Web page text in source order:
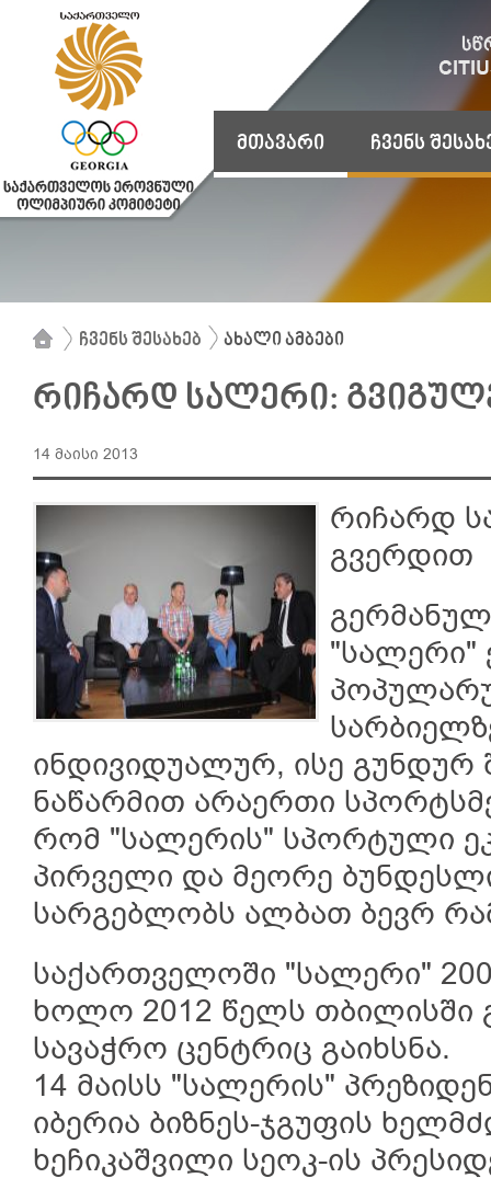
მთავარი ჩვენს
ჩვენს შესახებ ახალი ამბები
რიჩარდ სალერი:
14 მაისი 2013
რიჩარდ
გვერდით
"სალერი"
ინდივიდუალურ, ისე გუნდურ
ნაწარმით არაერთი
რომ "სალერის" სპორტული
პირველი და მეორე
სარგებლობს ალბათ ბევრ
საქართველოში "სალერი"
ხოლო 2012 წელს თბილისში
სავაჭრო ცენტრიც გაიხსნა.
14 მაისს "სალერის"
იბერია ბიზნეს-ჯგუფის
ხეჩიკაშვილი სეოკ-ის